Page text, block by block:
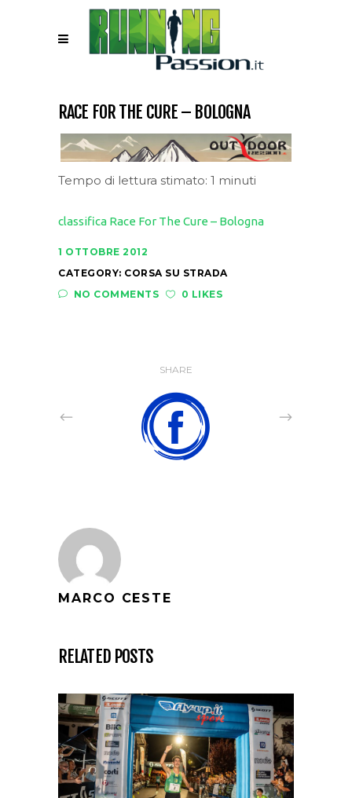
RACE FOR THE CURE – BOLOGNA
Tempo di lettura stimato: 1 minuti
classifica Race For The Cure – Bologna
1 OTTOBRE 2012
CATEGORY: CORSA SU STRADA
NO COMMENTS
0 LIKES
SHARE
MARCO CESTE
RELATED POSTS